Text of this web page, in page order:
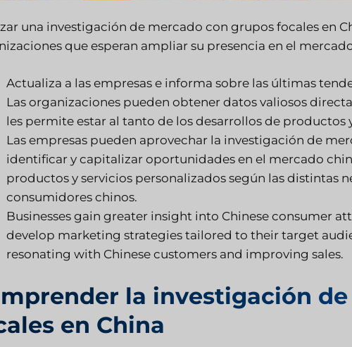
una investigación de mercado con grupos focales en
que esperan ampliar su presencia en el
Actualiza a las empresas e informa sobre las últimas
Las organizaciones pueden obtener datos valiosos
les permite estar al tanto de los desarrollos de productos
Las empresas pueden aprovechar la investigación de
identificar y capitalizar oportunidades en el mercado
productos y servicios personalizados según las distintas
consumidores chinos.
Businesses gain greater insight into Chinese consumer
develop marketing strategies tailored to their target
resonating with Chinese customers and improving sales.
la investigación
en China